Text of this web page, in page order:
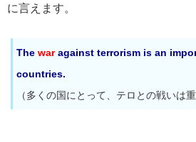
に言えます。
The war against terrorism is an
countries.
（多くの国にとって、テロとの戦いは